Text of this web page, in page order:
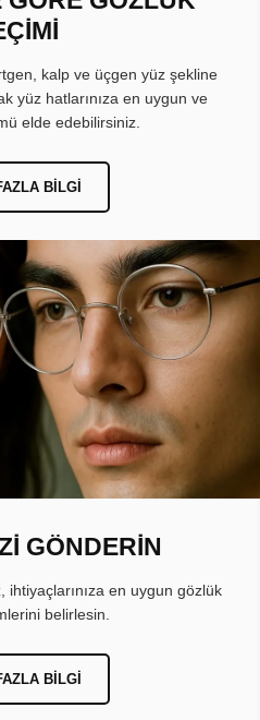
kalp ve üçgen yüz şekline
yüz hatlarınıza en uygun ve
elde edebilirsiniz.
BILGI
GÖNDERİN
en uygun gözlük
belirlesin.
BILGI